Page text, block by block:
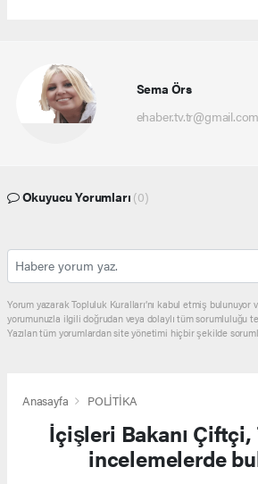
Sema Örs
ehaber.tv.tr@gmail.com
Okuyucu Yorumları (0)
Yorum yazarak Topluluk Kuralları’nı kabul etmiş bulunuyor
yorumunuzla ilgili doğrudan veya dolaylı tüm sorumluluğu
Yazılan tüm yorumlardan site yönetimi hiçbir şekilde
Anasayfa POLİTİKA
İçişleri Bakanı Çiftçi,
incelemelerde